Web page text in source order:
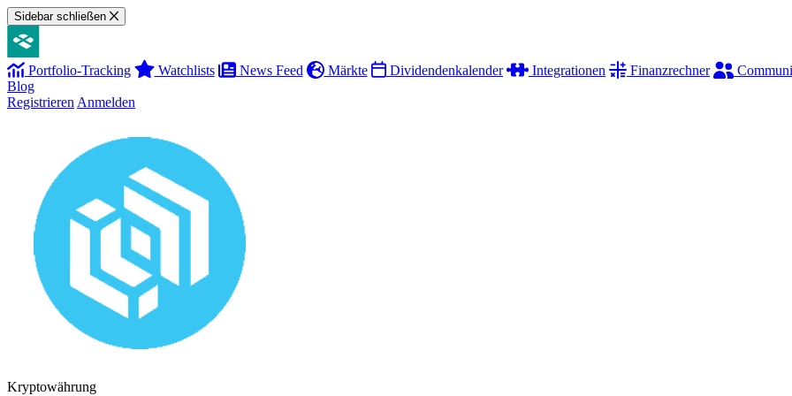
Sidebar schließen
Portfolio-Tracking Watchlists News Feed Märkte Dividendenkalender Integrationen Finanzrechner
Blog
Registrieren Anmelden
Kryptowährung